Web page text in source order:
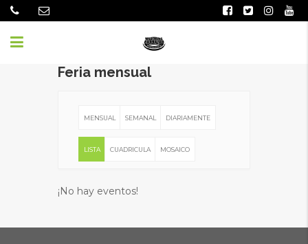
Feria mensual
MENSUAL SEMANAL DIARIAMENTE
LISTA CUADRICULA MOSAICO
¡No hay eventos!